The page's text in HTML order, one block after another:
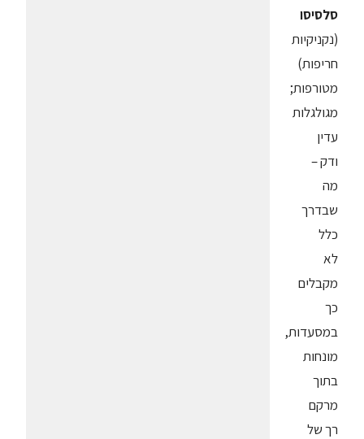
סלסיסו
(נקניקיות
חריפות)
מטורפות;
מגולגלות
עדין
ודק –
מה
שבדרך
כלל
לא
מקבלים
כך
במסעדות,
מונחות
בתוך
מרקם
רך של